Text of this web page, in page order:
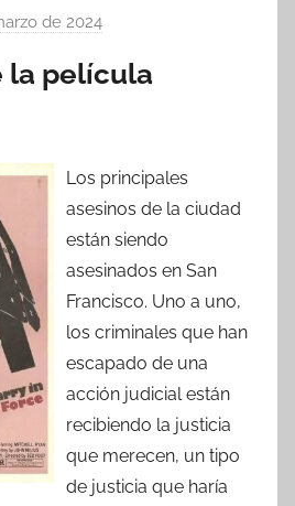
de 2024
r
la película
Los principales
asesinos de la ciudad
están siendo
asesinados en San
Francisco. Uno a uno,
los criminales que han
escapado de una
acción judicial están
recibiendo la justicia
que merecen, un tipo
de justicia que haría